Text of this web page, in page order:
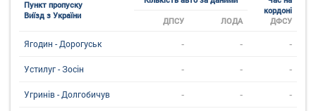
Пункт пропуску
Виїзд з України
кордоні
ДФСУ
ДПСУ ЛОДА
Ягодин - Дорогуськ - - -
Устилуг - Зосін - - -
Угринiв - Долгобичув - - -